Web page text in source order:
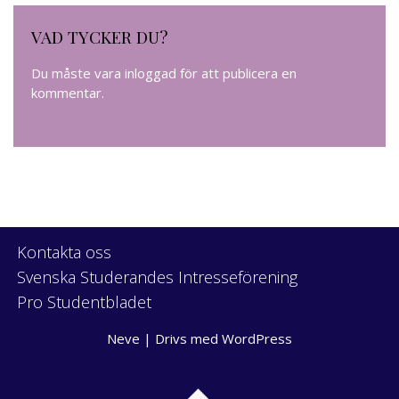
VAD TYCKER DU?
Du måste vara inloggad för att publicera en
kommentar.
Kontakta oss
Svenska Studerandes Intresseförening
Pro Studentbladet
Neve | Drivs med WordPress